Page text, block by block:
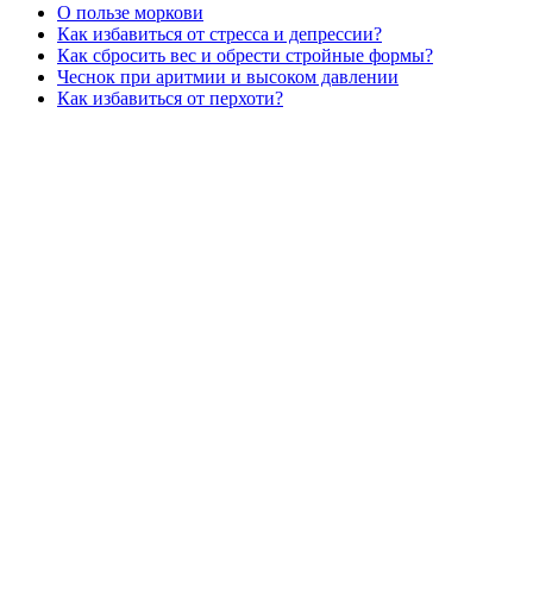
О пользе моркови
Как избавиться от стресса и депрессии?
Как сбросить вес и обрести стройные формы?
Чеснок при аритмии и высоком давлении
Как избавиться от перхоти?